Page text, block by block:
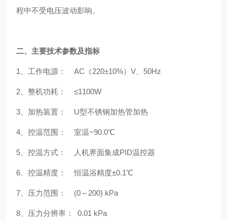
程中不受电压波动影响。
二、主要技术参数及指标
1、工作电源： AC（220±10%）V、50Hz
2、整机功耗： ≤1100W
3、加热装置： U型不锈钢加热管加热
4、控温范围： 室温~90.0℃
5、控温方式： 人机界面集成PID温控器
6、控温精度： 恒温浴精度±0.1℃
7、压力范围： (0～200) kPa
8、压力分辨率： 0.01 kPa